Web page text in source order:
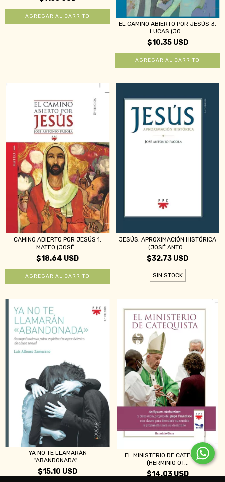
EL CAMINO ABIERTO POR JESÚS 3.
LUCAS (JO...
$10.35 USD
CAMINO ABIERTO POR JESÚS 1.
MATEO (JOSÉ...
$18.64 USD
JESÚS. APROXIMACIÓN HISTÓRICA
(JOSÉ ANTO...
$32.73 USD
SIN STOCK
YA NO TE LLAMARÁN
"ABANDONADA"...
$15.10 USD
EL MINISTERIO DE CATEQUISTA
(HERMINIO OT...
$14.03 USD